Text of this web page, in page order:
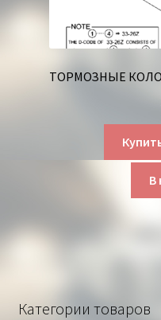
ТОРМОЗНЫЕ
В
Категории товаров